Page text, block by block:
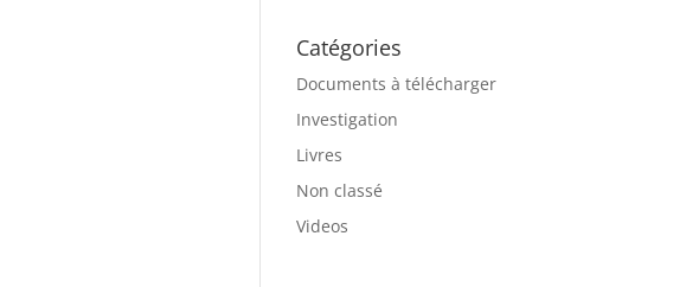
Catégories
Documents à télécharger
Investigation
Livres
Non classé
Videos